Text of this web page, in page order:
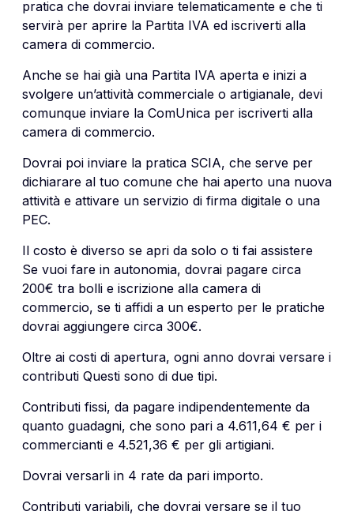
pratica che dovrai inviare telematicamente e che ti
servirà per aprire la Partita IVA ed iscriverti alla
camera di commercio.
Anche se hai già una Partita IVA aperta e inizi a
svolgere un’attività commerciale o artigianale, devi
comunque inviare la ComUnica per iscriverti alla
camera di commercio.
Dovrai poi inviare la pratica SCIA, che serve per
dichiarare al tuo comune che hai aperto una nuova
attività e attivare un servizio di firma digitale o una
PEC.
Il costo è diverso se apri da solo o ti fai assistere
Se vuoi fare in autonomia, dovrai pagare circa
200€ tra bolli e iscrizione alla camera di
commercio, se ti affidi a un esperto per le pratiche
dovrai aggiungere circa 300€.
Oltre ai costi di apertura, ogni anno dovrai versare i
contributi Questi sono di due tipi.
Contributi fissi, da pagare indipendentemente da
quanto guadagni, che sono pari a 4.611,64 € per i
commercianti e 4.521,36 € per gli artigiani.
Dovrai versarli in 4 rate da pari importo.
Contributi variabili, che dovrai versare se il tuo